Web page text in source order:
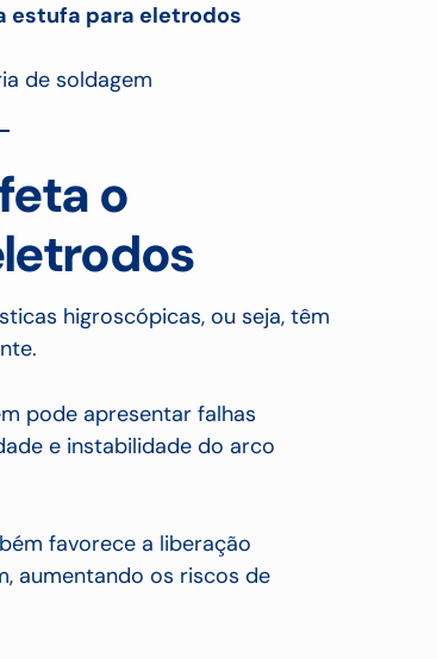
estufa para eletrodos
de soldagem
o
higroscópicas, ou seja, têm
pode apresentar falhas
e instabilidade do arco
favorece a liberação
aumentando os riscos de